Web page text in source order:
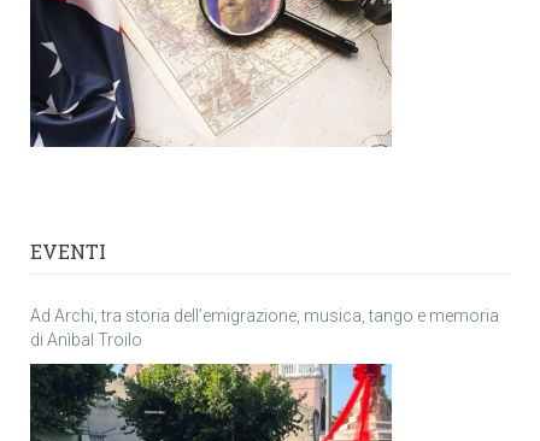
EVENTI
Ad Archi, tra storia dell’emigrazione, musica, tango e memoria
di Anìbal Troilo